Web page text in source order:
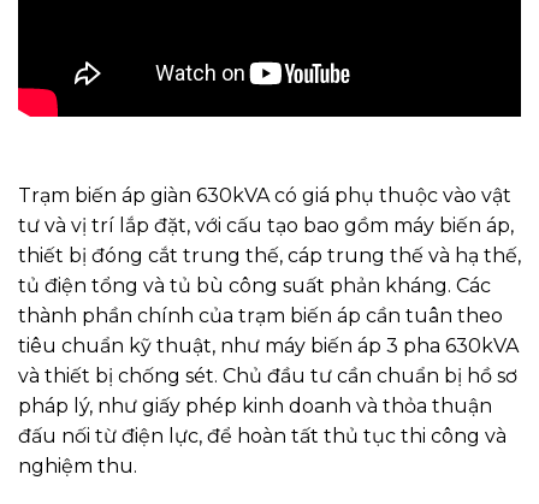
Trạm biến áp giàn 630kVA có giá phụ thuộc vào vật
tư và vị trí lắp đặt, với cấu tạo bao gồm máy biến áp,
thiết bị đóng cắt trung thế, cáp trung thế và hạ thế,
tủ điện tổng và tủ bù công suất phản kháng. Các
thành phần chính của trạm biến áp cần tuân theo
tiêu chuẩn kỹ thuật, như máy biến áp 3 pha 630kVA
và thiết bị chống sét. Chủ đầu tư cần chuẩn bị hồ sơ
pháp lý, như giấy phép kinh doanh và thỏa thuận
đấu nối từ điện lực, để hoàn tất thủ tục thi công và
nghiệm thu.